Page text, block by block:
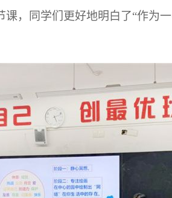
，同学们更好地明白了“作为